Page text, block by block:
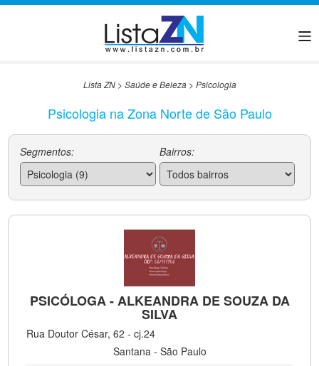
Lista ZN> Saúde e Beleza> Psicologia
Psicologia na Zona Norte de São Paulo
Segmentos: Bairros:
PSICÓLOGA - ALKEANDRA DE SOUZA DA
SILVA
Rua Doutor César, 62 - cj.24
Santana - São Paulo